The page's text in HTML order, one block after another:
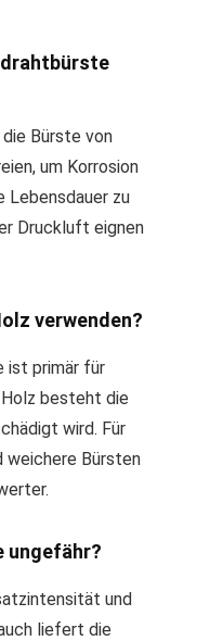
Bürste von
um Korrosion
Lebensdauer zu
Druckluft eignen
verwenden?
ist primär für
besteht die
wird. Für
weichere Bürsten
ungefähr?
und
liefert die